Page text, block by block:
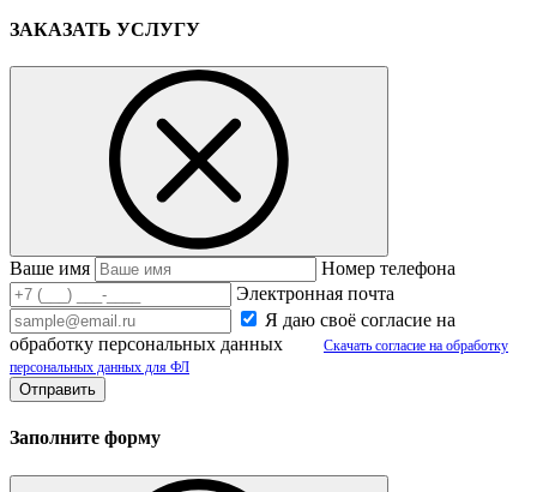
ЗАКАЗАТЬ УСЛУГУ
Ваше имя
Номер телефона
Электронная почта
Я даю своё согласие на
обработку персональных данных
Скачать согласие на обработку
персональных данных для ФЛ
Заполните форму